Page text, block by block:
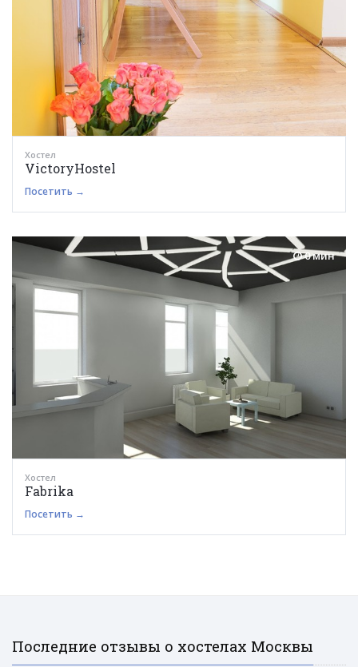
Хостел
VictoryHostel
Посетить →
0 мин
Хостел
Fabrika
Посетить →
Последние отзывы о хостелах Москвы